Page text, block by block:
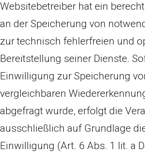
Websitebetreiber hat ein
an der Speicherung von
zur technisch fehlerfreien und
Bereitstellung seiner Dienste.
Einwilligung zur Speicherung
vergleichbaren
abgefragt wurde, erfolgt die
ausschließlich auf Grundlage
Einwilligung (Art. 6 Abs. 1 lit. a